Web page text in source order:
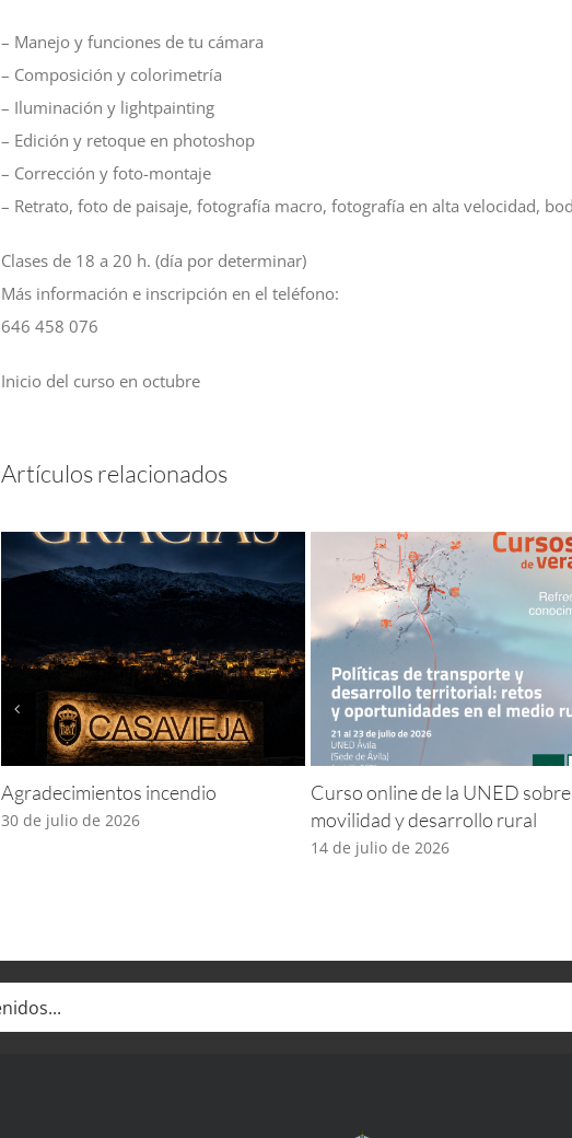
– Manejo y funciones de tu cámara
– Composición y colorimetría
– Iluminación y lightpainting
– Edición y retoque en photoshop
– Corrección y foto-montaje
– Retrato, foto de paisaje, fotografía macro, fotografía en alta velocidad,
Clases de 18 a 20 h. (día por determinar)
Más información e inscripción en el teléfono:
646 458 076
Inicio del curso en octubre
Artículos relacionados
Agradecimientos incendio
30 de julio de 2026
Curso online de la UNED sobre
movilidad y desarrollo rural
14 de julio de 2026